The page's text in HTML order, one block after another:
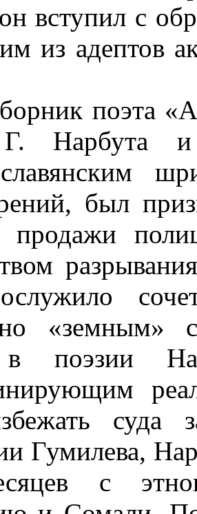
вступил с
из адептов
поэта
Нарбута
был
продажи
«земным»
в поэзии
суда
Гумилева,
с